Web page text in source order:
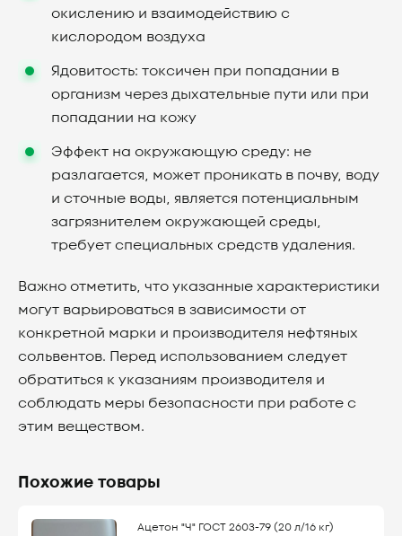
окислению и взаимодействию с
кислородом воздуха
Ядовитость: токсичен при попадании в
организм через дыхательные пути или при
попадании на кожу
Эффект на окружающую среду: не
разлагается, может проникать в почву, воду
и сточные воды, является потенциальным
загрязнителем окружающей среды,
требует специальных средств удаления.
Важно отметить, что указанные характеристики
могут варьироваться в зависимости от
конкретной марки и производителя нефтяных
сольвентов. Перед использованием следует
обратиться к указаниям производителя и
соблюдать меры безопасности при работе с
этим веществом.
Похожие товары
Ацетон "Ч" ГОСТ 2603-79 (20 л/16 кг)